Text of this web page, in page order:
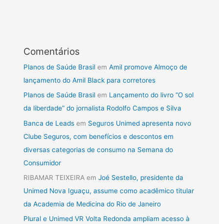
Comentários
Planos de Saúde Brasil emAmil promove Almoço de
lançamento do Amil Black para corretores
Planos de Saúde Brasil em Lançamento do livro “O sol
da liberdade” do jornalista Rodolfo Campos e Silva
Banca de Leads em Seguros Unimed apresenta novo
Clube Seguros, com benefícios e descontos em
diversas categorias de consumo na Semana do
Consumidor
RIBAMAR TEIXEIRA emJoé Sestello, presidente da
Unimed Nova Iguaçu, assume como acadêmico titular
da Academia de Medicina do Rio de Janeiro
Plural e Unimed VR Volta Redonda ampliam acesso à